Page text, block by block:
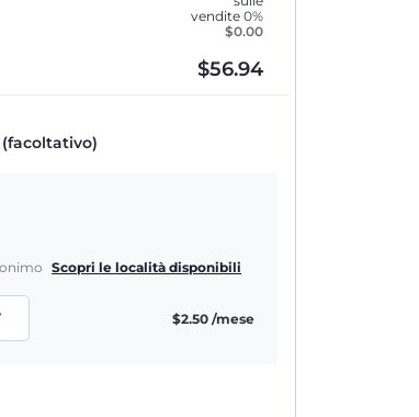
vendite 0%
$0.00
$56.94
Scopri le località disponibili
$2.50 /mese